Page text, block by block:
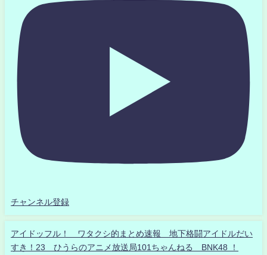
チャンネル登録
アイドッフル！ ワタクシ的まとめ速報 地下格闘アイドルだい
すき！23 ひうらのアニメ放送局101ちゃんねる BNK48 ！